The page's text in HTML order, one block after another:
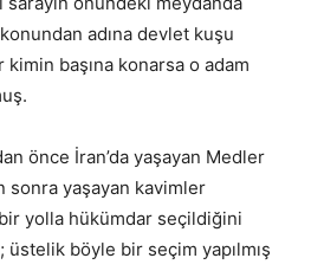
adına devlet kuşu
başına konarsa o adam
önce İran’da yaşayan Medler
sonra yaşayan kavimler
yolla hükümdar seçildiğini
böyle bir seçim yapılmış